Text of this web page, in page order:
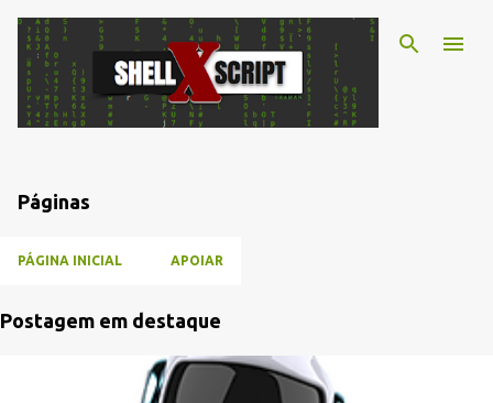
Pular para o conteúdo principal
Páginas
PÁGINA INICIAL APOIAR
Postagem em destaque